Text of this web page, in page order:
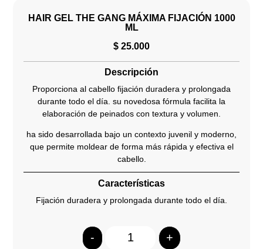
HAIR GEL THE GANG MÁXIMA FIJACIÓN 1000
ML
$ 25.000
Descripción
Proporciona al cabello fijación duradera y prolongada
durante todo el día. su novedosa fórmula facilita la
elaboración de peinados con textura y volumen.
ha sido desarrollada bajo un contexto juvenil y moderno,
que permite moldear de forma más rápida y efectiva el
cabello.
Características
Fijación duradera y prolongada durante todo el día.
Quantity
- +